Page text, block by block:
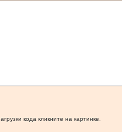
кода кликните на картинке.